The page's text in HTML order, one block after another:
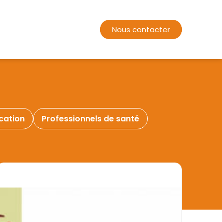
Nous contacter
Nous contacter
Professionnels de santé